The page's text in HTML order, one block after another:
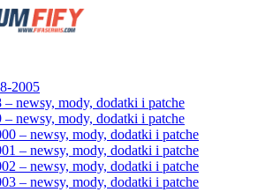
2005
– newsy, mody, dodatki i patche
– newsy, mody, dodatki i patche
– newsy, mody, dodatki i patche
– newsy, mody, dodatki i patche
– newsy, mody, dodatki i patche
– newsy, mody, dodatki i patche